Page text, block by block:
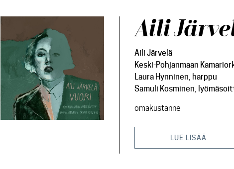
Aili
Aili Järvelä
Keski-Pohjanmaan
Laura Hynninen, harppu
Samuli Kosminen,
omakustanne
LUE LISÄÄ